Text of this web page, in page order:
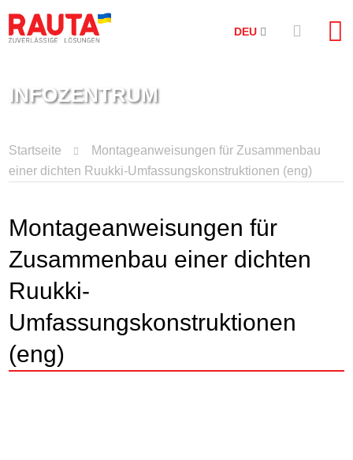
DEU
INFOZENTRUM
Startseite
Montageanweisungen für Zusammenbau
einer dichten Ruukki-Umfassungskonstruktionen (eng)
Montageanweisungen für
Zusammenbau einer dichten
Ruukki-
Umfassungskonstruktionen
(eng)